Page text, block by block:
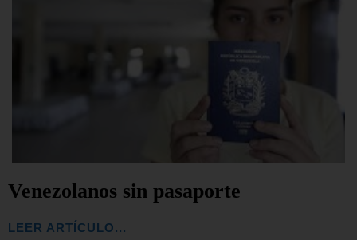
Venezolanos sin pasaporte
LEER ARTÍCULO...